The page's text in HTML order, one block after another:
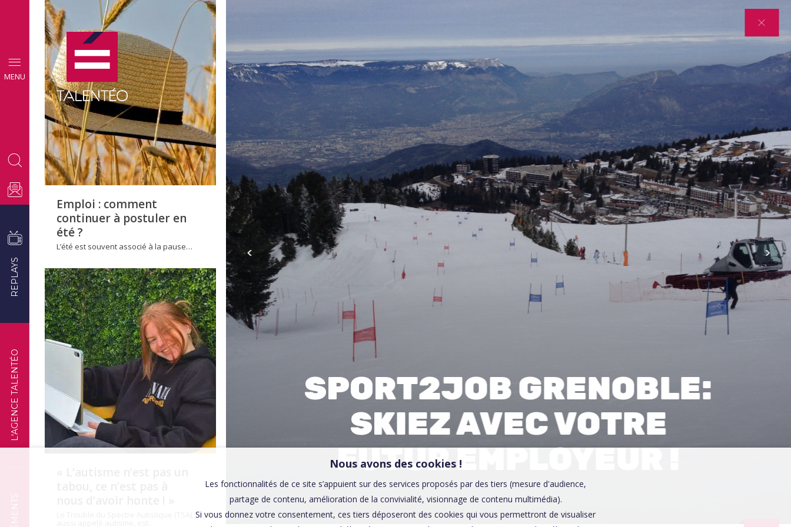
MENU
L'AGENCE TALENTÉO
REPLAYS
CONSEILS
EMPLOI
Emploi : comment
continuer à postuler en
été ?
L’été est souvent associé à la pause…
TÉMOIGNAGES
SPORT2JOB GRENOBLE:
SKIEZ AVEC VOTRE
FUTUR EMPLOYEUR !
Affaires sensibles
00:00
Nous avons des cookies !
Les fonctionnalités de ce site s’appuient sur des services proposés par des tiers (mesure d'audience,
partage de contenu, amélioration de la convivialité, visionnage de contenu multimédia).
Si vous donnez votre consentement, ces tiers déposeront des cookies qui vous permettront de visualiser